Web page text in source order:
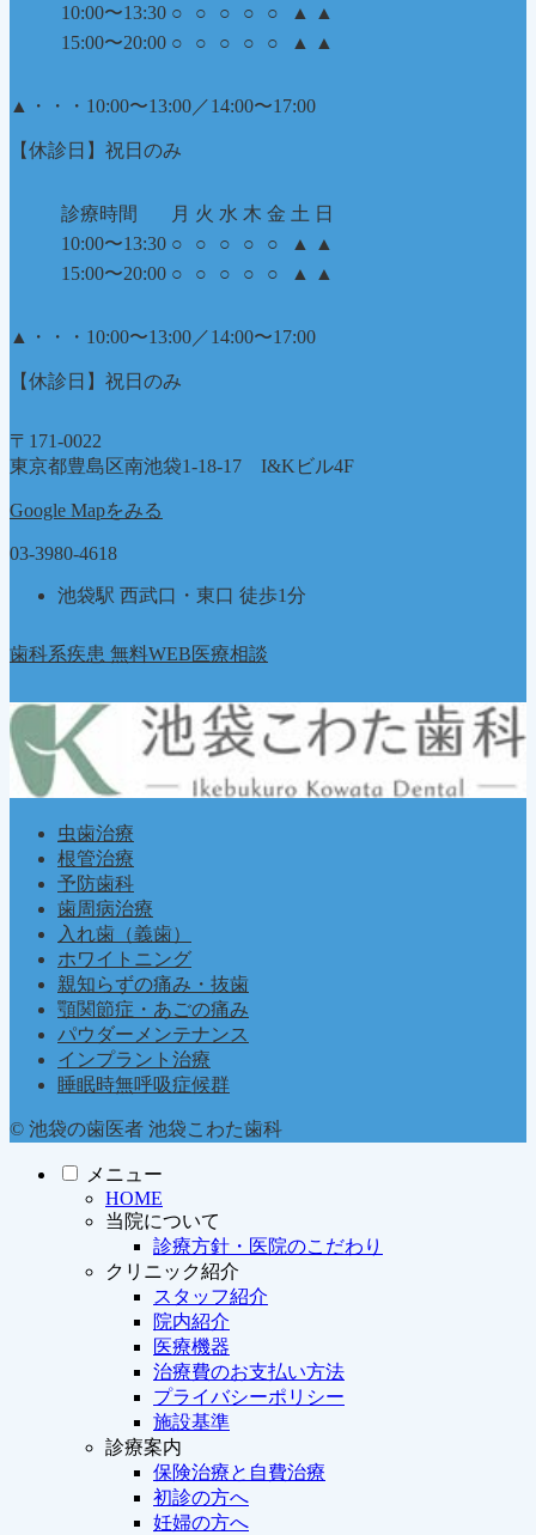
10:00〜13:30 ○ ○ ○ ○ ○ ▲
▲
15:00〜20:00 ○ ○ ○ ○ ○ ▲ ▲
▲ ・・・10:00〜13:00／14:00〜17:00
【休診日】祝日のみ
診療時間 月 火 水 木 金 土 日
10:00〜13:30 ○ ○ ○ ○ ○ ▲
▲
15:00〜20:00 ○ ○ ○ ○ ○ ▲ ▲
▲ ・・・10:00〜13:00／14:00〜17:00
【休診日】祝日のみ
〒171-0022
東京都豊島区南池袋1-18-17 I&Kビル4F
Google Mapをみる
03-3980-4618
池袋駅 西武口・東口 徒歩1分
歯科系疾患 無料WEB医療相談
虫歯治療
根管治療
予防歯科
歯周病治療
入れ歯（義歯）
ホワイトニング
親知らずの痛み・抜歯
顎関節症・あごの痛み
パウダーメンテナンス
インプラント治療
睡眠時無呼吸症候群
© 池袋の歯医者 池袋こわた歯科
メニュー
HOME
当院について
診療方針・医院のこだわり
クリニック紹介
スタッフ紹介
院内紹介
医療機器
治療費のお支払い方法
プライバシーポリシー
施設基準
診療案内
保険治療と自費治療
初診の方へ
妊婦の方へ